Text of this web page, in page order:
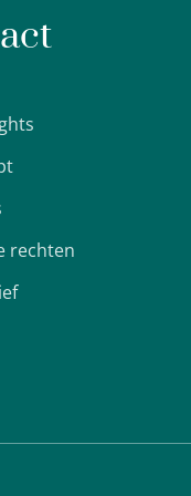
rechten